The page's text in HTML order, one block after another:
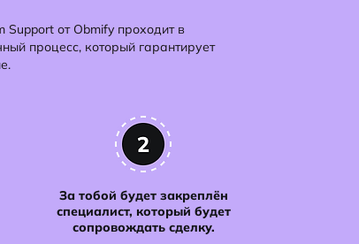
от Obmify проходит в
процесс, который гарантирует
За тобой будет закреплён
специалист, который будет
сопровождать сделку.